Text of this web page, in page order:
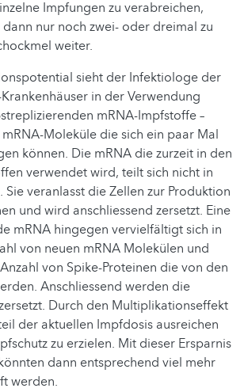
Impfungen zu verabreichen,
nur noch zwei- oder dreimal zu
weiter.
sieht der Infektiologe der
in der Verwendung
mRNA-Impfstoffe –
Moleküle die sich ein paar Mal
können. Die mRNA die zurzeit in den
verwendet wird, teilt sich nicht in
veranlasst die Zellen zur Produktion
und wird anschliessend zersetzt. Eine
mRNA hingegen vervielfältigt sich in
von neuen mRNA Molekülen und
von Spike-Proteinen die von den
Anschliessend werden die
Durch den Multiplikationseffekt
der aktuellen Impfdosis ausreichen
zu erzielen. Mit dieser Ersparnis
dann entsprechend viel mehr
werden.